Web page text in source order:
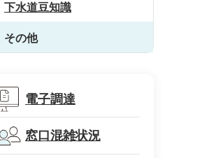
下水道豆知識
その他
電子調達
窓口混雑状況